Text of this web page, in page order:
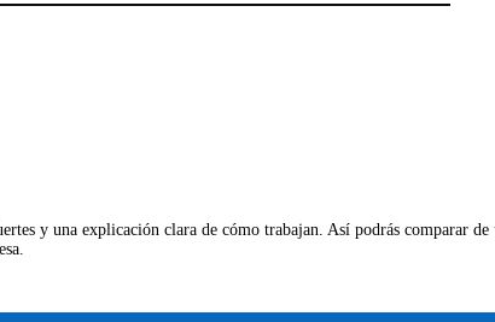
y una explicación clara de cómo trabajan. Así podrás comparar